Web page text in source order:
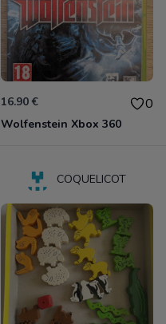
16.90 € 0
Wolfenstein Xbox 360
COQUELICOT